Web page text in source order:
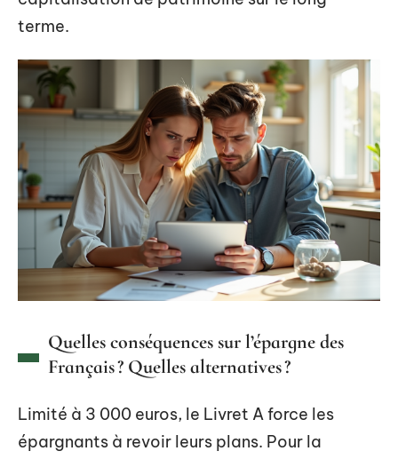
terme.
Quelles conséquences sur l’épargne des
Français ? Quelles alternatives ?
Limité à 3 000 euros, le Livret A force les
épargnants à revoir leurs plans. Pour la